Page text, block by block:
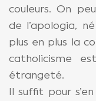
couleurs. On
de l’apologia,
plus en plus la
catholicisme
étrangeté.
Il suffit pour